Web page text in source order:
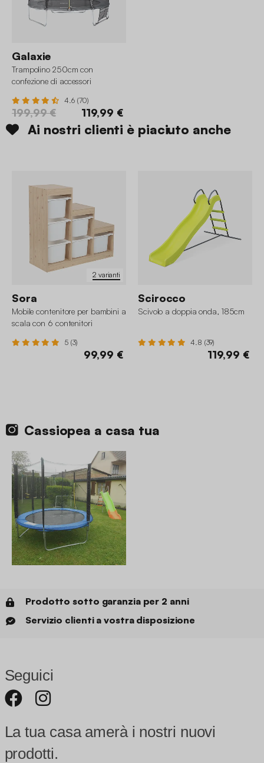
Galaxie
Trampolino 250cm con
confezione di accessori
4.6 (70)
199,99 € 119,99 €
Ai nostri clienti è piaciuto anche
2 varianti
Sora
Mobile contenitore per bambini a
scala con 6 contenitori
5 (3)
99,99 €
Scirocco
Scivolo a doppia onda, 185cm
4.8 (39)
119,99 €
Cassiopea a casa tua
Prodotto sotto garanzia per 2 anni
Servizio clienti a vostra disposizione
Seguici
La tua casa amerà i nostri nuovi
prodotti.